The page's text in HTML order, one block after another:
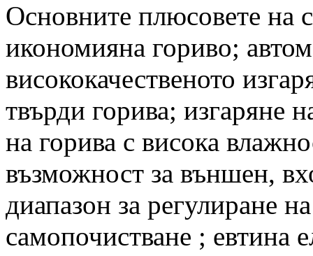
Основните плюсовете на
икономияна гориво;
висококачественото
твърди горива; изгаряне
на горива с висока
възможност за външен,
диапазон за регулиране
самопочистване ; евтина